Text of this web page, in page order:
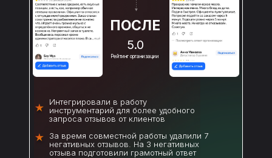
Интегрировали в работу
инструментарий для более удобного
запроса отзывов от клиентов
За время совместной работы удалили 7
негативных отзывов. На 3 негативных
отзыва подготовили грамотный ответ
Рейтинг организации
5.0
ПОСЛЕ